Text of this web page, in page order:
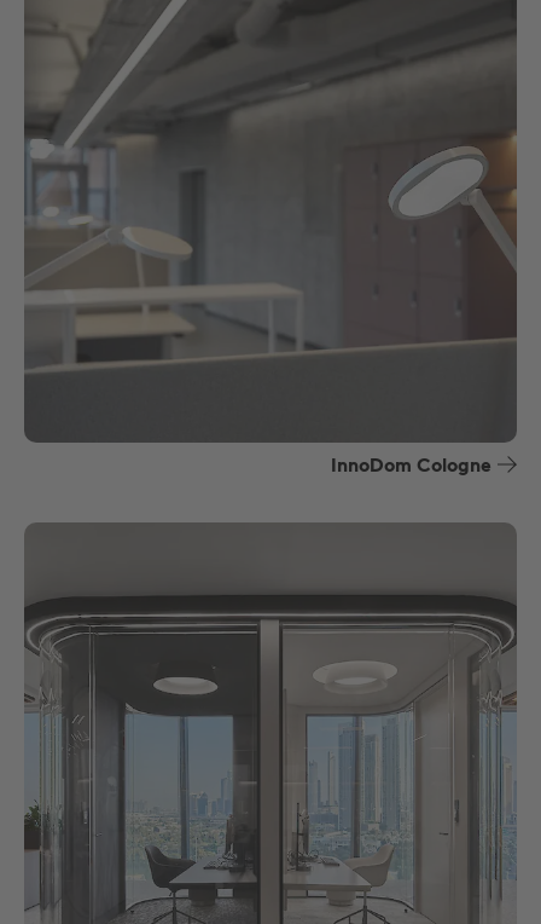
InnoDom Cologne